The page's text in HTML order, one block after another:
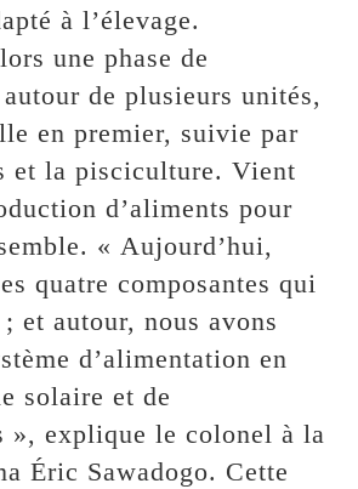
à l’élevage.
une phase de
de plusieurs unités,
en premier, suivie par
et la pisciculture. Vient
d’aliments pour
« Aujourd’hui,
quatre composantes qui
et autour, nous avons
d’alimentation en
solaire et de
», explique le colonel à la
Éric Sawadogo. Cette